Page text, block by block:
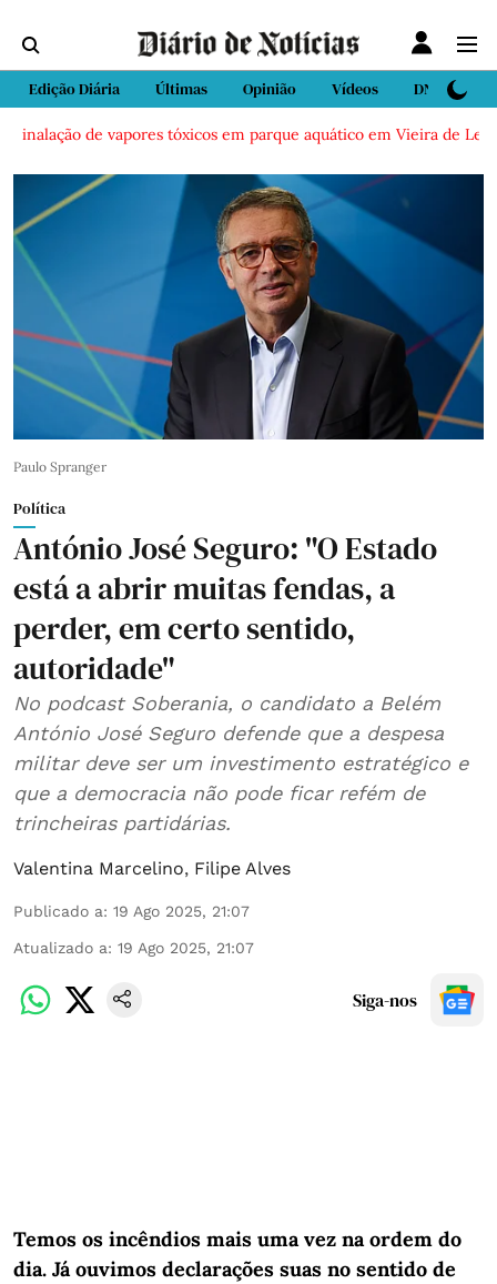
Edição Diária Últimas Opinião Vídeos DN Sport
de vapores tóxicos em parque aquático em Vieira de Leiria
Paulo Spranger
Política
António José Seguro: "O Estado
está a abrir muitas fendas, a
perder, em certo sentido,
autoridade"
No podcast Soberania, o candidato a Belém
António José Seguro defende que a despesa
militar deve ser um investimento estratégico e
que a democracia não pode ficar refém de
trincheiras partidárias.
Valentina Marcelino, Filipe Alves
Publicado a: 19 Ago 2025, 21:07
Atualizado a: 19 Ago 2025, 21:07
Siga-nos
Temos os incêndios mais uma vez na ordem do
dia. Já ouvimos declarações suas no sentido de